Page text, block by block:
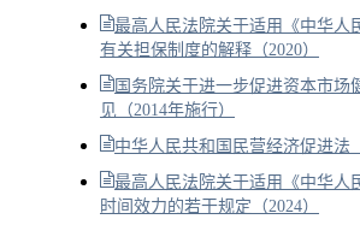
最高人民法院关于适用《中华人
有关担保制度的解释（2020）
国务院关于进一步促进资本市场
见（2014年施行）
中华人民共和国民营经济促进法
最高人民法院关于适用《中华人
时间效力的若干规定（2024）